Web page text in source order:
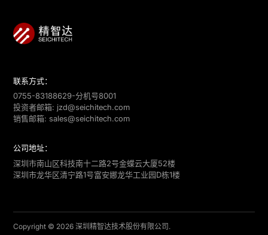
联系方式：
0755-83188629-分机号8001
投资者邮箱: jzd@seichitech.com
销售邮箱: sales@seichitech.com
公司地址：
深圳市南山区科技南十二路2号金蝶云大厦52楼
深圳市龙华区清宁路1号富安娜龙华工业园D栋1楼
Copyright © 2026 深圳精智达技术股份有限公司.